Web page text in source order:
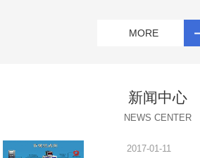
MORE
新闻中心
NEWS CENTER
2017-01-11